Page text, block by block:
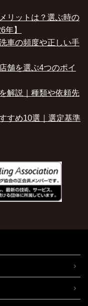
リットは？選ぶ時の
年】
車の頻度や正しい手
舗を選ぶ4つのポイ
解説｜種類や依頼先
すめ10選｜選定基準